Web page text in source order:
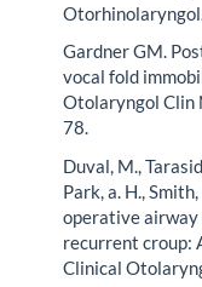
Gardner GM.
vocal fold
Otolaryngol Clin
78.
Duval, M.,
Park, a. H.,
operative
recurrent croup:
Clinical